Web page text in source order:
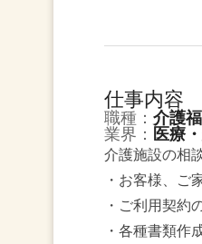
仕事内容
職種： 介護
業界： 医療
介護施設の相
・お客様、ご
・ご利用契約
・各種書類作